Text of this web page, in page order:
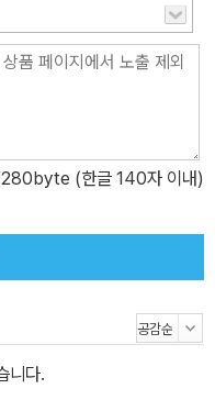
사는 부모님 모습도 드러
, 「내가 아빠라면」, 「바쁘다
적이 많았다고 합니다. 하
들어가기도 하고, 헤아리는
다보니 아이들이 예뻐 보였
런 마음이 《짝 바꾸는 날》
(한글 140자 이내)
니다.